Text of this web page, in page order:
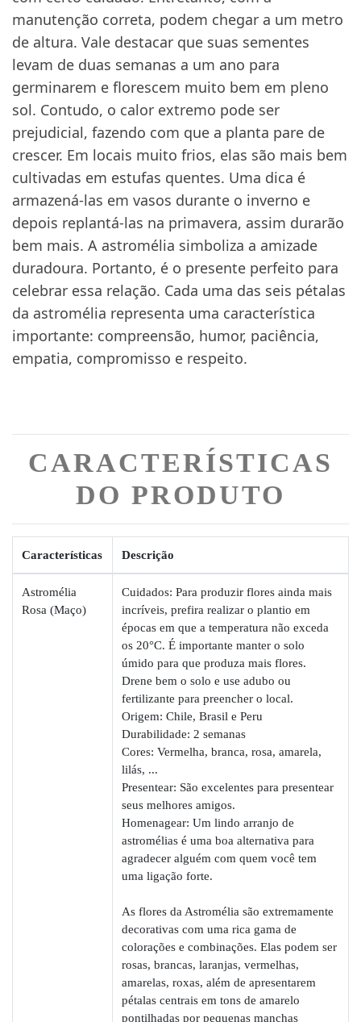
manutenção correta, podem chegar a um metro
de altura. Vale destacar que suas sementes
levam de duas semanas a um ano para
germinarem e florescem muito bem em pleno
sol. Contudo, o calor extremo pode ser
prejudicial, fazendo com que a planta pare de
crescer. Em locais muito frios, elas são mais bem
cultivadas em estufas quentes. Uma dica é
armazená-las em vasos durante o inverno e
depois replantá-las na primavera, assim durarão
bem mais. A astromélia simboliza a amizade
duradoura. Portanto, é o presente perfeito para
celebrar essa relação. Cada uma das seis pétalas
da astromélia representa uma característica
importante: compreensão, humor, paciência,
empatia, compromisso e respeito.
CARACTERÍSTICAS
DO PRODUTO
Características Descrição
Astromélia
Rosa (Maço)
Cuidados: Para produzir flores ainda mais
incríveis, prefira realizar o plantio em
épocas em que a temperatura não exceda
os 20°C. É importante manter o solo
úmido para que produza mais flores.
Drene bem o solo e use adubo ou
fertilizante para preencher o local.
Origem: Chile, Brasil e Peru
Durabilidade: 2 semanas
Cores: Vermelha, branca, rosa, amarela,
lilás, ...
Presentear: São excelentes para presentear
seus melhores amigos.
Homenagear: Um lindo arranjo de
astromélias é uma boa alternativa para
agradecer alguém com quem você tem
uma ligação forte.
As flores da Astromélia são extremamente
decorativas com uma rica gama de
colorações e combinações. Elas podem ser
rosas, brancas, laranjas, vermelhas,
amarelas, roxas, além de apresentarem
pétalas centrais em tons de amarelo
pontilhadas por pequenas manchas